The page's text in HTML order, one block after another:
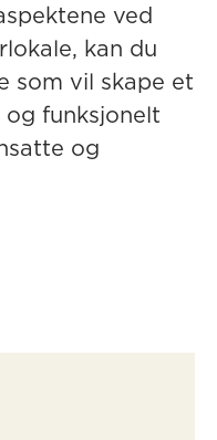
ved
kan du
som vil skape et
funksjonelt
og